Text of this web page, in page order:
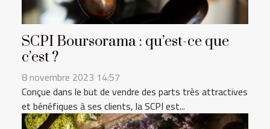
SCPI Boursorama : qu’est-ce que
c’est ?
8 novembre 2023 14:57
Conçue dans le but de vendre des parts très attractives
et bénéfiques à ses clients, la SCPI est...